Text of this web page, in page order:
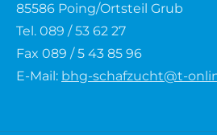
85586 Poing/Ortsteil Grub
Tel. 089 / 53 62 27
Fax 089 / 5 43 85 96
E-Mail: bhg-schafzucht@t-